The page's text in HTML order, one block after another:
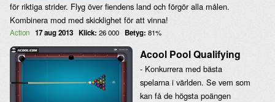
för riktiga strider. Flyg över fiendens land och förgör alla målen.
Kombinera mod med skicklighet för att vinna!
Action 17 aug 2013 Klick: 26 000 Betyg: 81%
Acool Pool Qualifying
- Konkurrera med bästa
spelarna i världen. Se vem som
kan få de högsta poängen